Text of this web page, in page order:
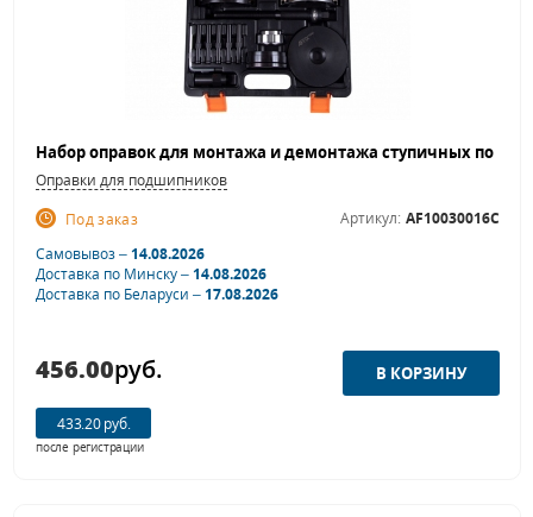
Оправки для подшипников
Под заказ
Артикул: AF10030016C
Самовывоз –14.08.2026
Доставка по Минску –14.08.2026
Доставка по Беларуси –17.08.2026
456.00руб.
433.20 руб.
после регистрации